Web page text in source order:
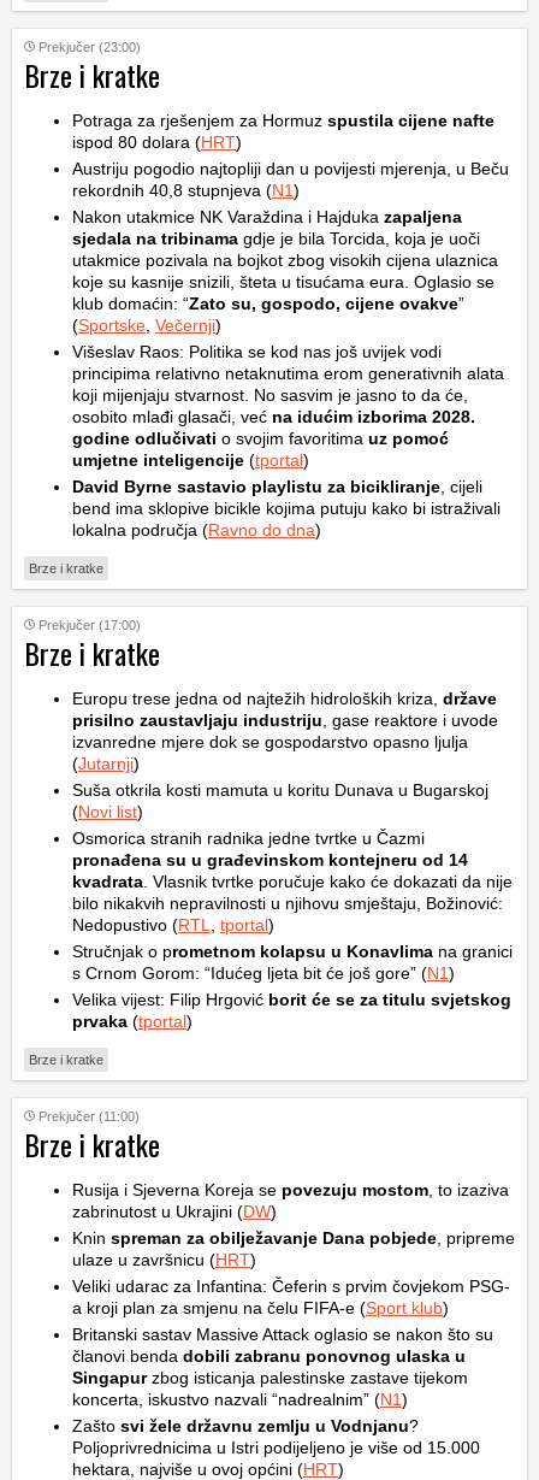
Prekjučer (23:00)
Brze i kratke
Potraga za rješenjem za Hormuz spustila cijene nafte
ispod 80 dolara (HRT)
Austriju pogodio najtopliji dan u povijesti mjerenja, u Beču
rekordnih 40,8 stupnjeva (N1)
Nakon utakmice NK Varaždina i Hajduka zapaljena
sjedala na tribinama gdje je bila Torcida, koja je uoči
utakmice pozivala na bojkot zbog visokih cijena ulaznica
koje su kasnije snizili, šteta u tisućama eura. Oglasio se
klub domaćin: “Zato su, gospodo, cijene ovakve”
(Sportske Večernji)
Višeslav Raos: Politika se kod nas još uvijek vodi
principima relativno netaknutima erom generativnih alata
koji mijenjaju stvarnost. No sasvim je jasno to da će,
osobito mlađi glasači, već na idućim izborima 2028.
godine odlučivati o svojim favoritima uz pomoć
umjetne inteligencije (tportal)
David Byrne sastavio playlistu za bicikliranje , cijeli
bend ima sklopive bicikle kojima putuju kako bi istraživali
lokalna područja (Ravno do dna)
Brze i kratke
Prekjučer (17:00)
Brze i kratke
Europu trese jedna od najtežih hidroloških kriza, države
prisilno zaustavljaju industriju , gase reaktore i uvode
izvanredne mjere dok se gospodarstvo opasno ljulja
(Jutarnji)
Suša otkrila kosti mamuta u koritu Dunava u Bugarskoj
(Novi list)
Osmorica stranih radnika jedne tvrtke u Čazmi
pronađena su u građevinskom kontejneru od 14
kvadrata . Vlasnik tvrtke poručuje kako će dokazati da nije
bilo nikakvih nepravilnosti u njihovu smještaju, Božinović:
Nedopustivo (RTL tportal)
Stručnjak o prometnom kolapsu u Konavlima na granici
s Crnom Gorom: “Idućeg ljeta bit će još gore” (N1)
Velika vijest: Filip Hrgović borit će se za titulu svjetskog
prvaka (tportal)
Brze i kratke
Prekjučer (11:00)
Brze i kratke
Rusija i Sjeverna Koreja se povezuju mostom , to izaziva
zabrinutost u Ukrajini (DW)
Knin spreman za obilježavanje Dana pobjede , pripreme
ulaze u završnicu (HRT)
Veliki udarac za Infantina: Čeferin s prvim čovjekom PSG-
a kroji plan za smjenu na čelu FIFA-e (Sport klub)
Britanski sastav Massive Attack oglasio se nakon što su
članovi benda dobili zabranu ponovnog ulaska u
Singapurzbog isticanja palestinske zastave tijekom
koncerta, iskustvo nazvali “nadrealnim” (N1)
Zašto svi žele državnu zemlju u Vodnjanu?
Poljoprivrednicima u Istri podijeljeno je više od 15.000
hektara, najviše u ovoj općini (HRT)